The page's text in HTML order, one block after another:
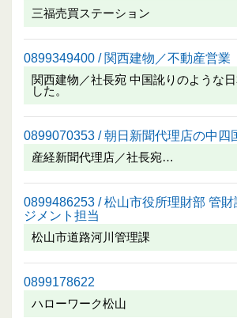
三福売買ステーション
0899349400 / 関西建物／不動産営業
関西建物／社長宛 中国訛りのような
した。
0899070353 / 朝日新聞代理店の中四
産経新聞代理店／社長宛…
0899486253 / 松山市役所理財部 管
ジメント担当
松山市道路河川管理課
0899178622
ハローワーク松山